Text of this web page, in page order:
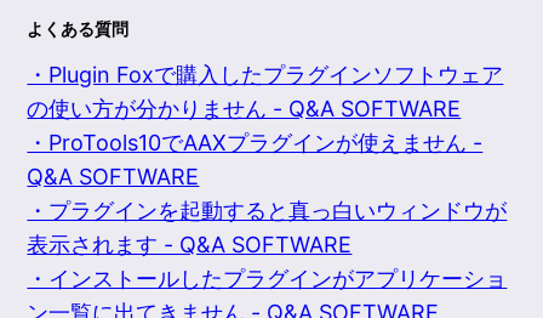
よくある質問
・Plugin Foxで購入したプラグインソフトウェア
の使い方が分かりません - Q&A SOFTWARE
・ProTools10でAAXプラグインが使えません -
Q&A SOFTWARE
・プラグインを起動すると真っ白いウィンドウが
表示されます - Q&A SOFTWARE
・インストールしたプラグインがアプリケーショ
ン一覧に出てきません - Q&A SOFTWARE